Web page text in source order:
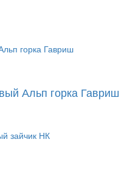
Альп горка Гавриш